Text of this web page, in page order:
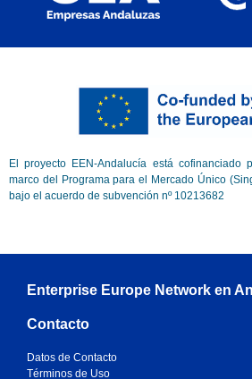
El proyecto EEN-Andalucía está
marco del Programa para el Mercado Único
bajo el acuerdo de subvención nº 10213682
Enterprise Europe Network en
Contacto
Datos de Contacto
Términos de Uso